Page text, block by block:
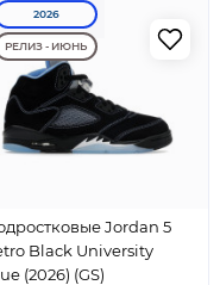
2026
РЕЛИЗ - ИЮНЬ
Jordan 5
Black University
(2026) (GS)